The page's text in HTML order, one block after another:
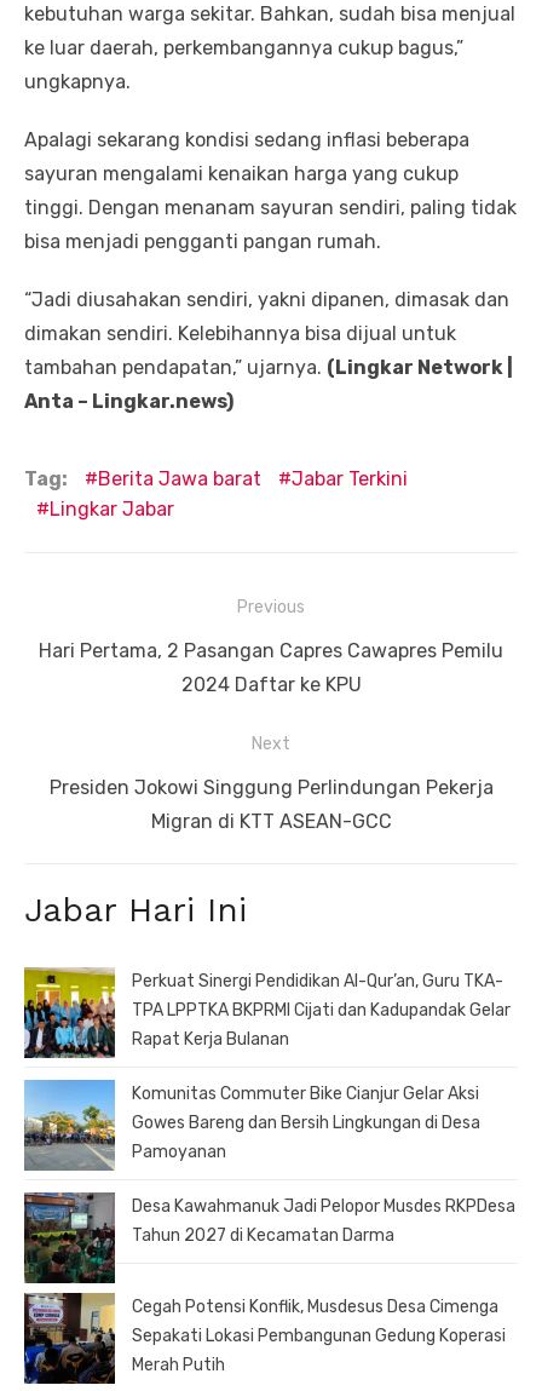
kebutuhan warga sekitar. Bahkan, sudah bisa menjual
ke luar daerah, perkembangannya cukup bagus,”
ungkapnya.
Apalagi sekarang kondisi sedang inflasi beberapa
sayuran mengalami kenaikan harga yang cukup
tinggi. Dengan menanam sayuran sendiri, paling tidak
bisa menjadi pengganti pangan rumah.
“Jadi diusahakan sendiri, yakni dipanen, dimasak dan
dimakan sendiri. Kelebihannya bisa dijual untuk
tambahan pendapatan,” ujarnya. (Lingkar Network |
Anta – Lingkar.news)
Tag: Berita Jawa barat
Jabar Terkini
Lingkar Jabar
pos
Previous
Previous
Hari Pertama, 2 Pasangan Capres Cawapres Pemilu
2024 Daftar ke KPU
Next
Next
Presiden Jokowi Singgung Perlindungan Pekerja
Migran di KTT ASEAN-GCC
Jabar Hari Ini
Perkuat Sinergi Pendidikan Al-Qur’an, Guru TKA-
TPA LPPTKA BKPRMI Cijati dan Kadupandak Gelar
Rapat Kerja Bulanan
Komunitas Commuter Bike Cianjur Gelar Aksi
Gowes Bareng dan Bersih Lingkungan di Desa
Pamoyanan
Desa Kawahmanuk Jadi Pelopor Musdes RKPDesa
Tahun 2027 di Kecamatan Darma
Cegah Potensi Konflik, Musdesus Desa Cimenga
Sepakati Lokasi Pembangunan Gedung Koperasi
Merah Putih